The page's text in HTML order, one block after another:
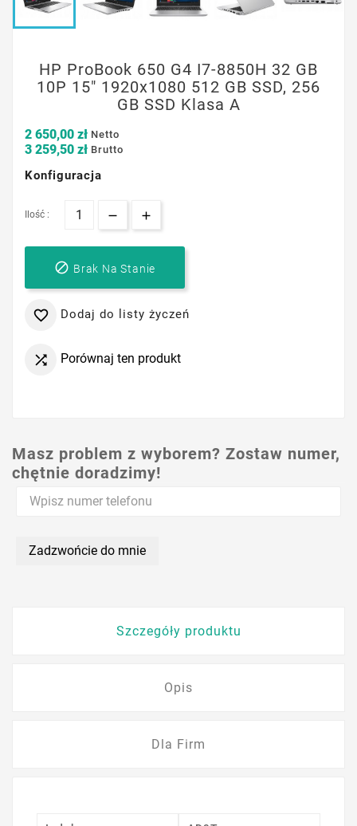
HP ProBook 650 G4 I7-8850H 32 GB
10P 15" 1920x1080 512 GB SSD, 256
GB SSD Klasa A
2 650,00 zł Netto
3 259,50 zł Brutto
Konfiguracja
Ilość :
 Brak Na Stanie
 Dodaj do listy życzeń
 Porównaj ten produkt
Masz problem z wyborem? Zostaw numer,
chętnie doradzimy!
Zadzwońcie do mnie
Szczegóły produktu
Opis
Dla Firm